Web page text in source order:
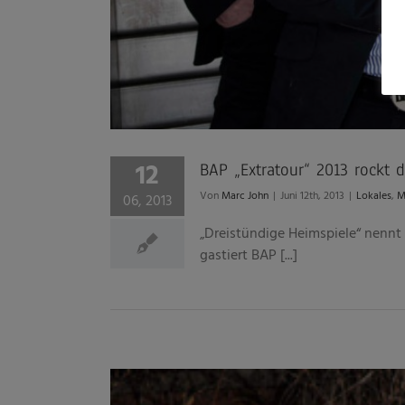
12
06, 2013
BAP „Extratour“ 2013
Von Marc John | Juni 12th, 2013 | Lokales,
„Dreistündige Heimspiele“
gastiert BAP [...]